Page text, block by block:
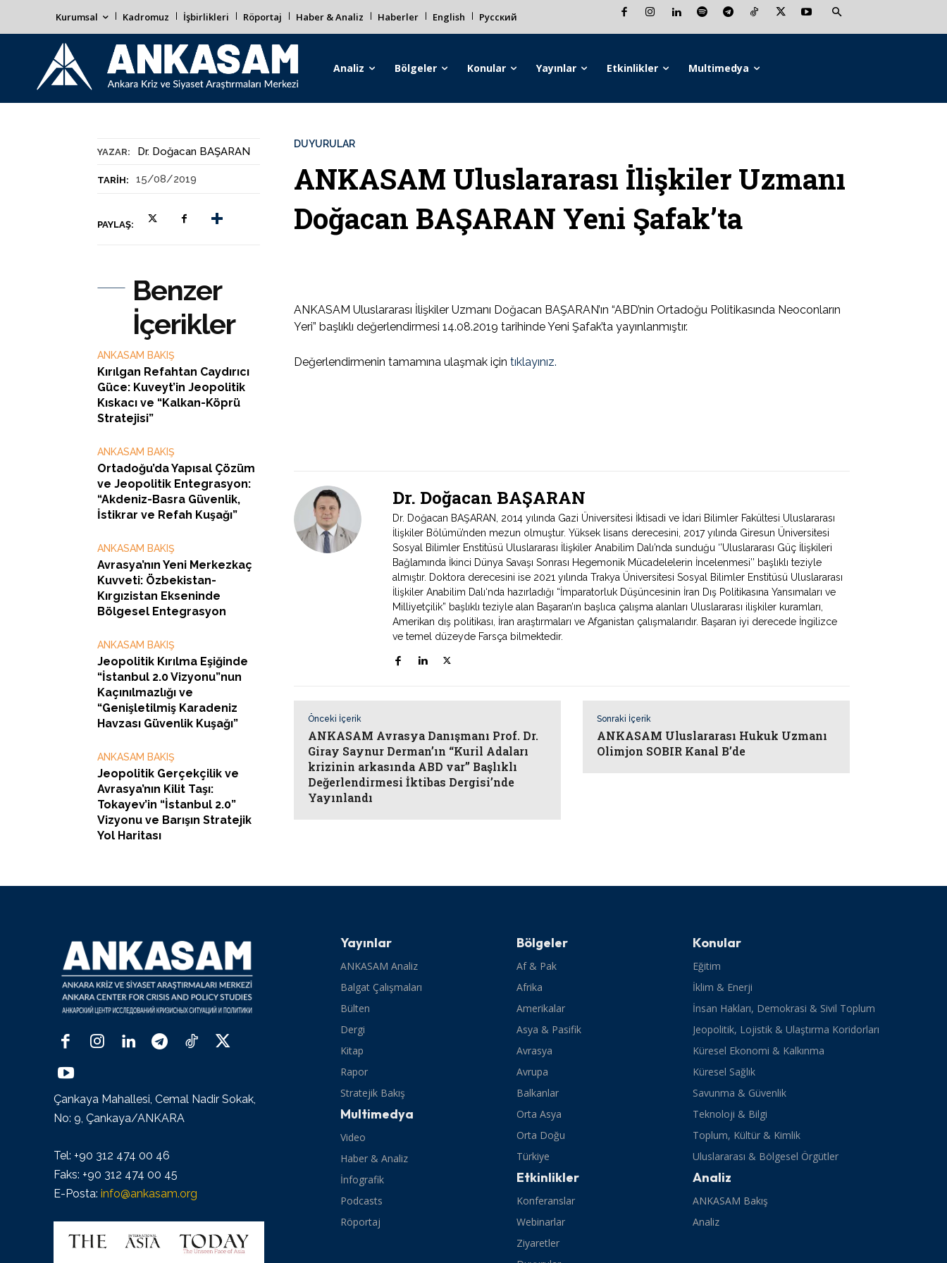
Kurumsal Kadromuz İşbirlikleri Röportaj Haber & Analiz Haberler English Русский
Analiz Bölgeler Konular Yayınlar Etkinlikler Multimedya
YAZAR: Dr. Doğacan BAŞARAN
TARIH: 15/08/2019
PAYLAŞ:
DUYURULAR
ANKASAM Uluslararası İlişkiler Uzmanı
Doğacan BAŞARAN Yeni Şafak’ta
Benzer
İçerikler
ANKASAM BAKIŞ
Kırılgan Refahtan Caydırıcı
Güce: Kuveyt’in Jeopolitik
Kıskacı ve “Kalkan-Köprü
Stratejisi”
ANKASAM BAKIŞ
Ortadoğu’da Yapısal Çözüm
ve Jeopolitik Entegrasyon:
“Akdeniz-Basra Güvenlik,
İstikrar ve Refah Kuşağı”
ANKASAM BAKIŞ
Avrasya’nın Yeni Merkezkaç
Kuvveti: Özbekistan-
Kırgızistan Ekseninde
Bölgesel Entegrasyon
ANKASAM BAKIŞ
Jeopolitik Kırılma Eşiğinde
“İstanbul 2.0 Vizyonu”nun
Kaçınılmazlığı ve
“Genişletilmiş Karadeniz
Havzası Güvenlik Kuşağı”
ANKASAM BAKIŞ
Jeopolitik Gerçekçilik ve
Avrasya’nın Kilit Taşı:
Tokayev’in “İstanbul 2.0”
Vizyonu ve Barışın Stratejik
Yol Haritası
ANKASAM Uluslararası İlişkiler Uzmanı Doğacan BAŞARAN’ın “ABD’nin Ortadoğu Politikasında Neoconların
Yeri” başlıklı değerlendirmesi 14.08.2019 tarihinde Yeni Şafak’ta yayınlanmıştır.
Değerlendirmenin tamamına ulaşmak için tıklayınız.
Dr. Doğacan BAŞARAN
Dr. Doğacan BAŞARAN, 2014 yılında Gazi Üniversitesi İktisadi ve İdari Bilimler Fakültesi Uluslararası
İlişkiler Bölümü’nden mezun olmuştur. Yüksek lisans derecesini, 2017 yılında Giresun Üniversitesi
Sosyal Bilimler Enstitüsü Uluslararası İlişkiler Anabilim Dalı’nda sunduğu ‘’Uluslararası Güç İlişkileri
Bağlamında İkinci Dünya Savaşı Sonrası Hegemonik Mücadelelerin İncelenmesi’’ başlıklı teziyle
almıştır. Doktora derecesini ise 2021 yılında Trakya Üniversitesi Sosyal Bilimler Enstitüsü Uluslararası
İlişkiler Anabilim Dalı‘nda hazırladığı “İmparatorluk Düşüncesinin İran Dış Politikasına Yansımaları ve
Milliyetçilik” başlıklı teziyle alan Başaran’ın başlıca çalışma alanları Uluslararası ilişkiler kuramları,
Amerikan dış politikası, İran araştırmaları ve Afganistan çalışmalarıdır. Başaran iyi derecede İngilizce
ve temel düzeyde Farsça bilmektedir.
Önceki İçerik
ANKASAM Avrasya Danışmanı Prof. Dr.
Giray Saynur Derman’ın “Kuril Adaları
krizinin arkasında ABD var” Başlıklı
Değerlendirmesi İktibas Dergisi’nde
Yayınlandı
Sonraki İçerik
ANKASAM Uluslararası Hukuk Uzmanı
Olimjon SOBIR Kanal B’de
Çankaya Mahallesi, Cemal Nadir Sokak,
No: 9, Çankaya/ANKARA
Tel: +90 312 474 00 46
Faks: +90 312 474 00 45
E-Posta: info@ankasam.org
Yayınlar
ANKASAM Analiz
Balgat Çalışmaları
Bülten
Dergi
Kitap
Rapor
Stratejik Bakış
Multimedya
Video
Haber & Analiz
İnfografik
Podcasts
Röportaj
Bölgeler
Af & Pak
Afrika
Amerikalar
Asya & Pasifik
Avrasya
Avrupa
Balkanlar
Orta Asya
Orta Doğu
Türkiye
Etkinlikler
Konferanslar
Webinarlar
Ziyaretler
Konular
Eğitim
İklim & Enerji
İnsan Hakları, Demokrasi & Sivil Toplum
Jeopolitik, Lojistik & Ulaştırma Koridorları
Küresel Ekonomi & Kalkınma
Küresel Sağlık
Savunma & Güvenlik
Teknoloji & Bilgi
Toplum, Kültür & Kimlik
Uluslararası & Bölgesel Örgütler
Analiz
ANKASAM Bakış
Analiz